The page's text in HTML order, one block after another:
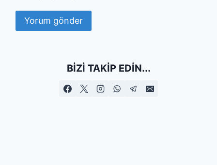
BIZI TAKIP EDIN...